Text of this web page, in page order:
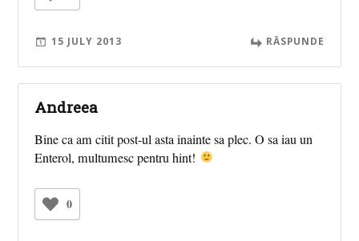
15 JULY 2013 RĂSPUNDE
Andreea
Bine ca am citit post-ul asta inainte sa plec. O sa iau un
Enterol, multumesc pentru hint!
0